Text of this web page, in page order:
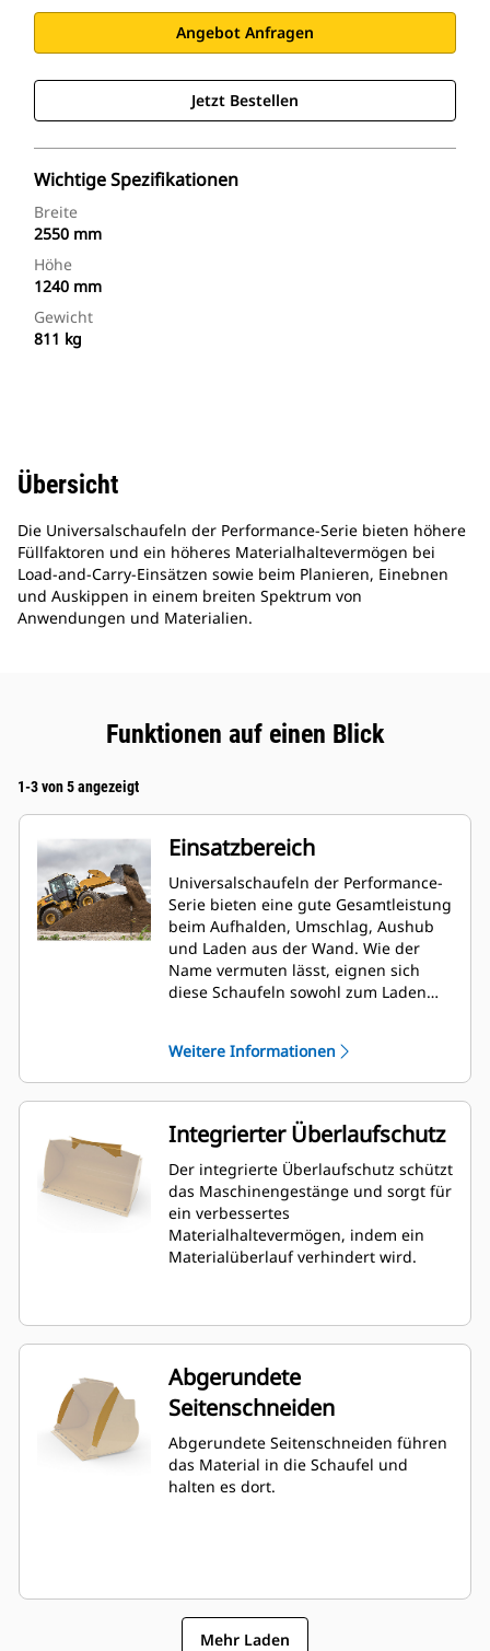
Angebot Anfragen
Jetzt Bestellen
Wichtige Spezifikationen
Breite
2550 mm
Höhe
1240 mm
Gewicht
811 kg
Übersicht
Die Universalschaufeln der Performance-Serie bieten höhere
Füllfaktoren und ein höheres Materialhaltevermögen bei
Load-and-Carry-Einsätzen sowie beim Planieren, Einebnen
und Auskippen in einem breiten Spektrum von
Anwendungen und Materialien.
Funktionen auf einen Blick
1-3 von 5 angezeigt
Einsatzbereich
Universalschaufeln der Performance-
Serie bieten eine gute Gesamtleistung
beim Aufhalden, Umschlag, Aushub
und Laden aus der Wand. Wie der
Name vermuten lässt, eignen sich
diese Schaufeln sowohl zum Laden
Ausbrechkräfte und
Abriebbedingungen ausgelegt. Ideal
für das Rückwärtsabziehen und
Planieren. Der Füllfaktor für Schaufeln
der Performance-Serie kann bis zu
115 % des angegebenen
Fassungsvermögen betragen.
Weitere Informationen
Integrierter Überlaufschutz
Der integrierte Überlaufschutz schützt
das Maschinengestänge und sorgt für
ein verbessertes
Materialhaltevermögen, indem ein
Materialüberlauf verhindert wird.
Abgerundete
Seitenschneiden
Abgerundete Seitenschneiden führen
das Material in die Schaufel und
halten es dort.
Mehr Laden